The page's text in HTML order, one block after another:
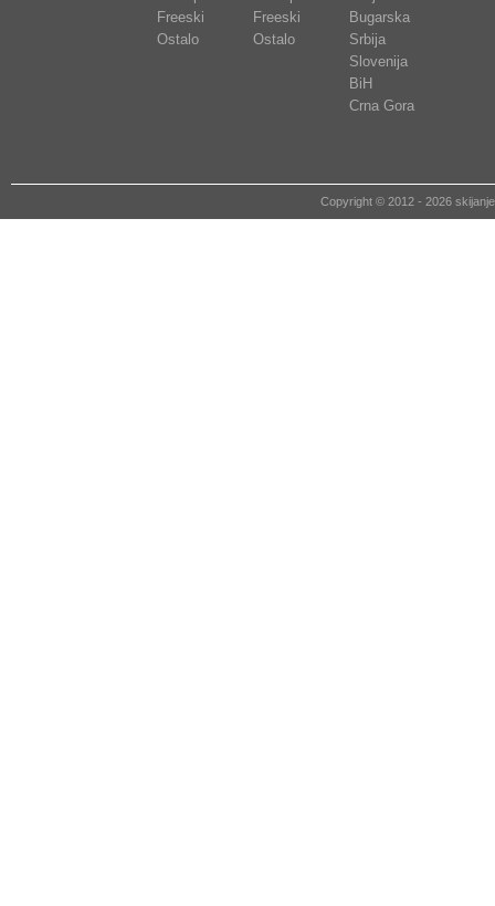
Freeski
Ostalo
Freeski
Ostalo
Bugarska
Srbija
Slovenija
BiH
Crna Gora
Copyright © 2012 - 2026